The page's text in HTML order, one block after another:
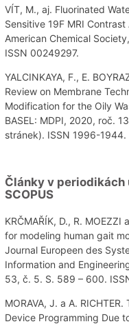
VÍT, M., aj. Fluorinated
Sensitive 19F MRI
American Chemical
ISSN 00249297.
YALCINKAYA, F., E.
Review on Membrane
Modification for the Oily
BASEL: MDPI, 2020, roč.
stránek). ISSN 1996-1944.
Články v
SCOPUS
KRČMAŘÍK, D., R.
for modeling human gait
Journal Europeen des
Information and
53, č. 5. S. 589 – 600.
MORAVA, J. a A.
Device Programming Due